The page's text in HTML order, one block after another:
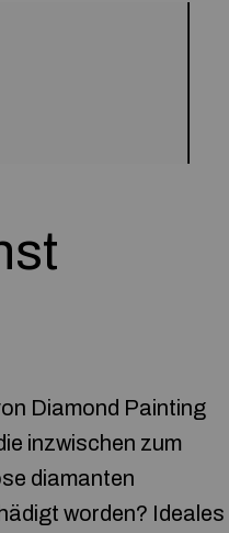
Diamond Painting
inzwischen zum
diamanten
worden? Ideales